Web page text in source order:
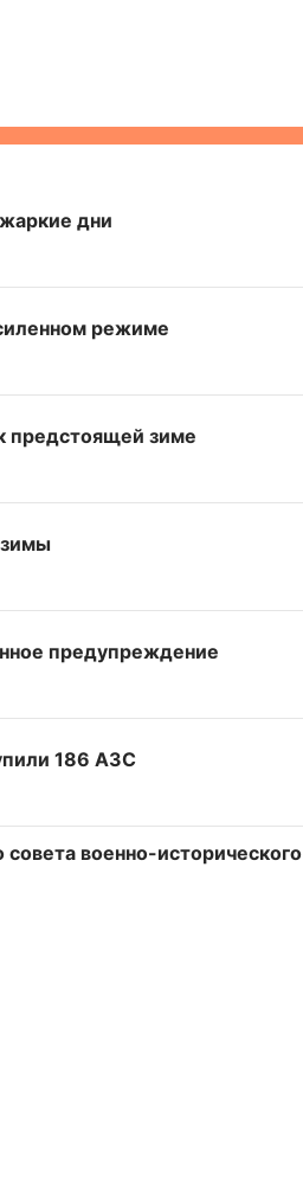
дни
режиме
предстоящей зиме
предупреждение
186 АЗС
военно-исторического